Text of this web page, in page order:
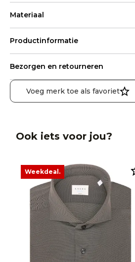
Materiaal
Productinformatie
Bezorgen en retourneren
Voeg merk toe als favoriet
Ook iets voor jou?
Weekdeal.